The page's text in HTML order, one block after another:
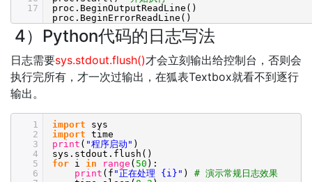
17
proc.BeginOutputReadLine()
proc.BeginErrorReadLine()
4）Python代码的日志写法
日志需要sys.stdout.flush()才会立刻输出给控制台，否则会
执行完所有，才一次过输出，在狐表Textbox就看不到逐行
输出。
1
2
3
4
5
6
import
sys
import time
print ( "程序启动" )
sys.stdout.flush()
for i in range ( 50 ):
print (f "正在处理 {i}" ) # 演示常规日志效果